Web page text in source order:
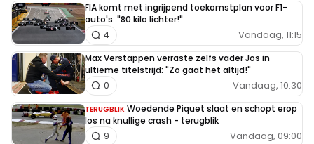
FIA komt met ingrijpend toekomstplan voor F1-
auto's: "80 kilo lichter!"
Vandaag, 11:15
4
Max Verstappen verraste zelfs vader Jos in
ultieme titelstrijd: "Zo gaat het altijd!"
Vandaag, 10:30
0
TERUGBLIK Woedende Piquet slaat en schopt erop
los na knullige crash - terugblik
Vandaag, 09:00
9